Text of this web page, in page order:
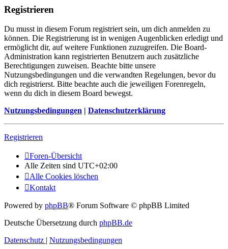
Registrieren
Du musst in diesem Forum registriert sein, um dich anmelden zu
können. Die Registrierung ist in wenigen Augenblicken erledigt und
ermöglicht dir, auf weitere Funktionen zuzugreifen. Die Board-
Administration kann registrierten Benutzern auch zusätzliche
Berechtigungen zuweisen. Beachte bitte unsere
Nutzungsbedingungen und die verwandten Regelungen, bevor du
dich registrierst. Bitte beachte auch die jeweiligen Forenregeln,
wenn du dich in diesem Board bewegst.
Nutzungsbedingungen | Datenschutzerklärung
Registrieren
Foren-Übersicht
Alle Zeiten sind UTC+02:00
Alle Cookies löschen
Kontakt
Powered by phpBB® Forum Software © phpBB Limited
Deutsche Übersetzung durch phpBB.de
Datenschutz | Nutzungsbedingungen